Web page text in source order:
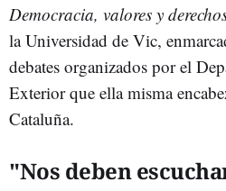
Democracia, valores y
la Universidad de Vic,
debates organizados por el
Exterior que ella misma
Cataluña.
"Nos deben